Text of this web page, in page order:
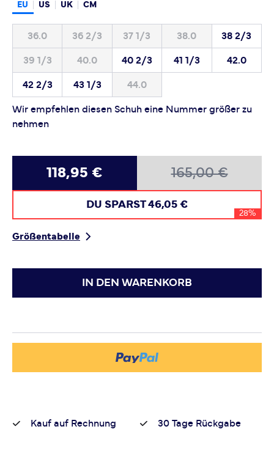
EU US UK CM
36.0 36 2/3 37 1/3 38.0 38 2/3
39 1/3 40.0 40 2/3 41 1/3 42.0
42 2/3 43 1/3 44.0
Wir empfehlen diesen Schuh eine Nummer größer zu
nehmen
118,95 € 165,00 €
DU SPARST 46,05 €
28%
Größentabelle
IN DEN WARENKORB
Kauf auf Rechnung 30 Tage Rückgabe